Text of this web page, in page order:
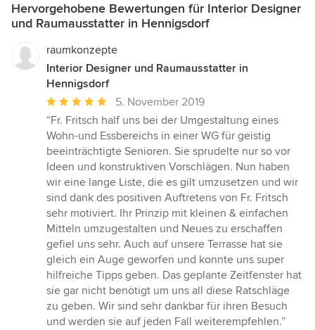
Hervorgehobene Bewertungen für Interior Designer
und Raumausstatter in Hennigsdorf
raumkonzepte
Interior Designer und Raumausstatter in
Hennigsdorf
Durchschnittliche
Bewertung:
5
von
5
Sternen
5. November 2019
“Fr. Fritsch half uns bei der Umgestaltung eines
Wohn-und Essbereichs in einer WG für geistig
beeinträchtigte Senioren. Sie sprudelte nur so vor
Ideen und konstruktiven Vorschlägen. Nun haben
wir eine lange Liste, die es gilt umzusetzen und wir
sind dank des positiven Auftretens von Fr. Fritsch
sehr motiviert. Ihr Prinzip mit kleinen & einfachen
Mitteln umzugestalten und Neues zu erschaffen
gefiel uns sehr. Auch auf unsere Terrasse hat sie
gleich ein Auge geworfen und konnte uns super
hilfreiche Tipps geben. Das geplante Zeitfenster hat
sie gar nicht benötigt um uns all diese Ratschläge
zu geben. Wir sind sehr dankbar für ihren Besuch
und werden sie auf jeden Fall weiterempfehlen.”